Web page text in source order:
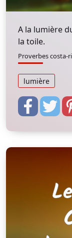
A la lumière
la toile.
Proverbes costa-
lumière